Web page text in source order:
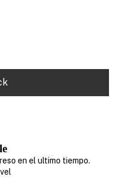
en el ultimo tiempo.